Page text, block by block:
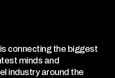
connecting the biggest
minds and
industry around the